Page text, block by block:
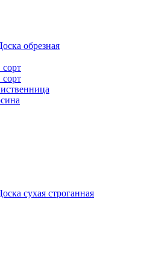
обрезная
сорт
сорт
сухая строганная